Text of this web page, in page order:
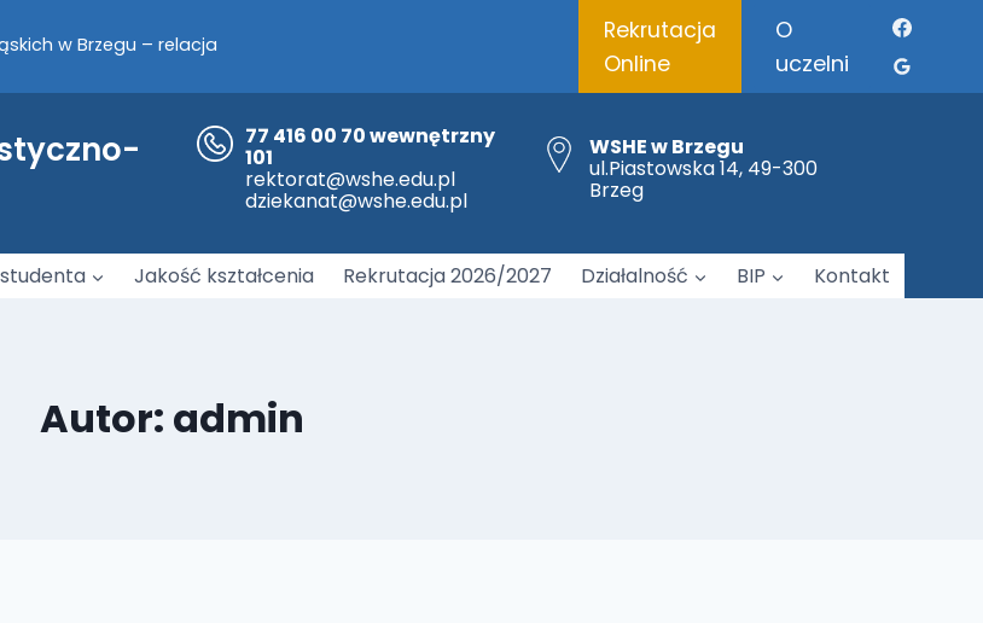
Brzeskie Forum Logopedii „Między relacją a technologią – współczesne konteksty rozwoju mowy dziecka”
Rekrutacja
Online
O
uczelni
77 416 00 70 wewnętrzny
101
rektorat@wshe.edu.pl
dziekanat@wshe.edu.pl
WSHE w Brzegu
ul.Piastowska 14, 49-300
Brzeg
Jakość kształcenia Rekrutacja 2026/2027 Działalność BIP Kontakt
Autor: admin